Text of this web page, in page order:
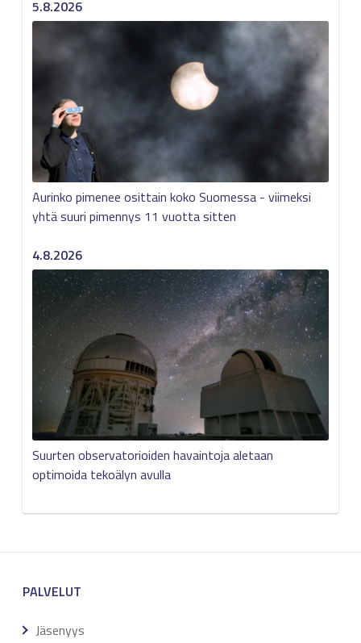
5.8.2026
Aurinko pimenee osittain koko Suomessa - viimeksi
yhtä suuri pimennys 11 vuotta sitten
4.8.2026
Suurten observatorioiden havaintoja aletaan
optimoida tekoälyn avulla
PALVELUT
Jäsenyys